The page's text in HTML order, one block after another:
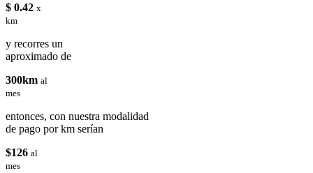
$ 0.42 x
km
y recorres un
aproximado de
300km al
mes
entonces, con nuestra modalidad
de pago por km serían
$126 al
mes